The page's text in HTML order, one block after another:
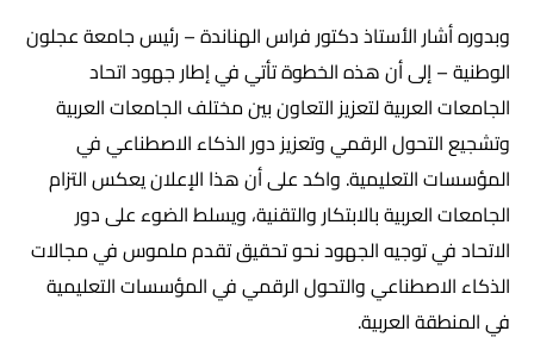
وبدوره أشار الأستاذ دكتور فراس الهناندة – رئيس جامعة عجلون
الوطنية – إلى أن هذه الخطوة تأتي في إطار جهود اتحاد
الجامعات العربية لتعزيز التعاون بين مختلف الجامعات العربية
وتشجيع التحول الرقمي وتعزيز دور الذكاء الاصطناعي في
المؤسسات التعليمية. واكد على أن هذا الإعلان يعكس التزام
الجامعات العربية بالابتكار والتقنية، ويسلط الضوء على دور
الاتحاد في توجيه الجهود نحو تحقيق تقدم ملموس في مجالات
الذكاء الاصطناعي والتحول الرقمي في المؤسسات التعليمية
في المنطقة العربية.